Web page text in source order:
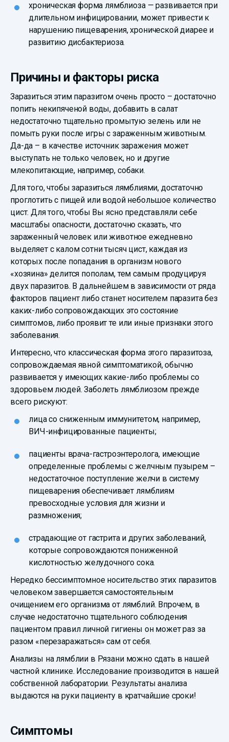
хроническая форма лямблиоза — развивается при
длительном инфицировании, может привести к
нарушению пищеварения, хронической диарее и
развитию дисбактериоза.
Причины и факторы риска
Заразиться этим паразитом очень просто – достаточно
попить некипяченой воды, добавить в салат
недостаточно тщательно промытую зелень или не
помыть руки после игры с зараженным животным.
Да-да – в качестве источник заражения может
выступать не только человек, но и другие
млекопитающие, например, собаки.
Для того, чтобы заразиться лямблиями, достаточно
проглотить с пищей или водой небольшое количество
цист. Для того, чтобы Вы ясно представляли себе
масштабы опасности, достаточно сказать, что
зараженный человек или животное ежедневно
выделяет с калом сотни тысяч цист, каждая из
которых после попадания в организм нового
«хозяина» делится пополам, тем самым продуцируя
двух паразитов. В дальнейшем в зависимости от ряда
факторов пациент либо станет носителем паразита без
каких-либо сопровождающих это состояние
симптомов, либо проявит те или иные признаки этого
заболевания.
Интересно, что классическая форма этого паразитоза,
сопровождаемая явной симптоматикой, обычно
развивается у имеющих какие-либо проблемы со
здоровьем людей. Заболеть лямблиозом прежде
всего рискуют:
лица со сниженным иммунитетом, например,
ВИЧ-инфицированные пациенты;
пациенты врача-гастроэнтеролога, имеющие
определенные проблемы с желчным пузырем –
недостаточное поступление желчи в систему
пищеварения обеспечивает лямблиям
превосходные условия для жизни и
размножения;
страдающие от гастрита и других заболеваний,
которые сопровождаются пониженной
кислотностью желудочного сока.
Нередко бессимптомное носительство этих паразитов
человеком завершается самостоятельным
очищением его организма от лямблий. Впрочем, в
случае недостаточно тщательного соблюдения
пациентом правил личной гигиены он может раз за
разом «перезаражаться» сам от себя.
Анализы на лямблии в Рязани можно сдать в нашей
частной клинике. Исследование производится в нашей
собственной лаборатории. Результаты анализа
выдаются на руки пациенту в кратчайшие сроки!
Симптомы